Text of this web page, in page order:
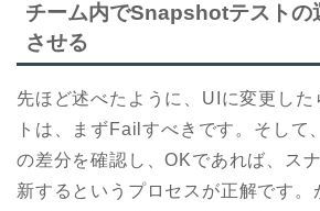
チーム内でSnapshotテストの
させる
先ほど述べたように、UIに変更した
トは、まずFailすべきです。そして
の差分を確認し、OKであれば、ス
新するというプロセスが正解です。